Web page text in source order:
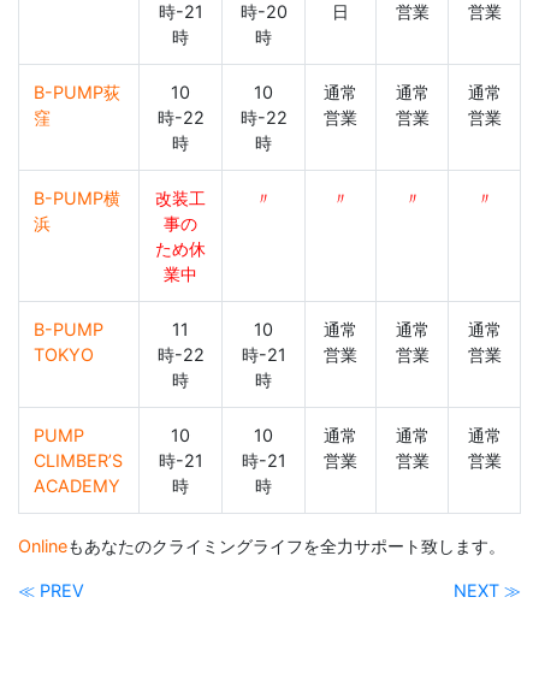
時-21
時
時-20
時
日
営業
営業
B-PUMP荻
窪
10
時-22
時
10
時-22
時
通常
営業
通常
営業
通常
営業
B-PUMP横
浜
改装工
事の
ため休
業中
〃 〃 〃 〃
B-PUMP
TOKYO
11
時-22
時
10
時-21
時
通常
営業
通常
営業
通常
営業
PUMP
CLIMBER’S
ACADEMY
10
時-21
時
10
時-21
時
通常
営業
通常
営業
通常
営業
Onlineもあなたのクライミングライフを全力サポート致します。
≪ PREV NEXT ≫